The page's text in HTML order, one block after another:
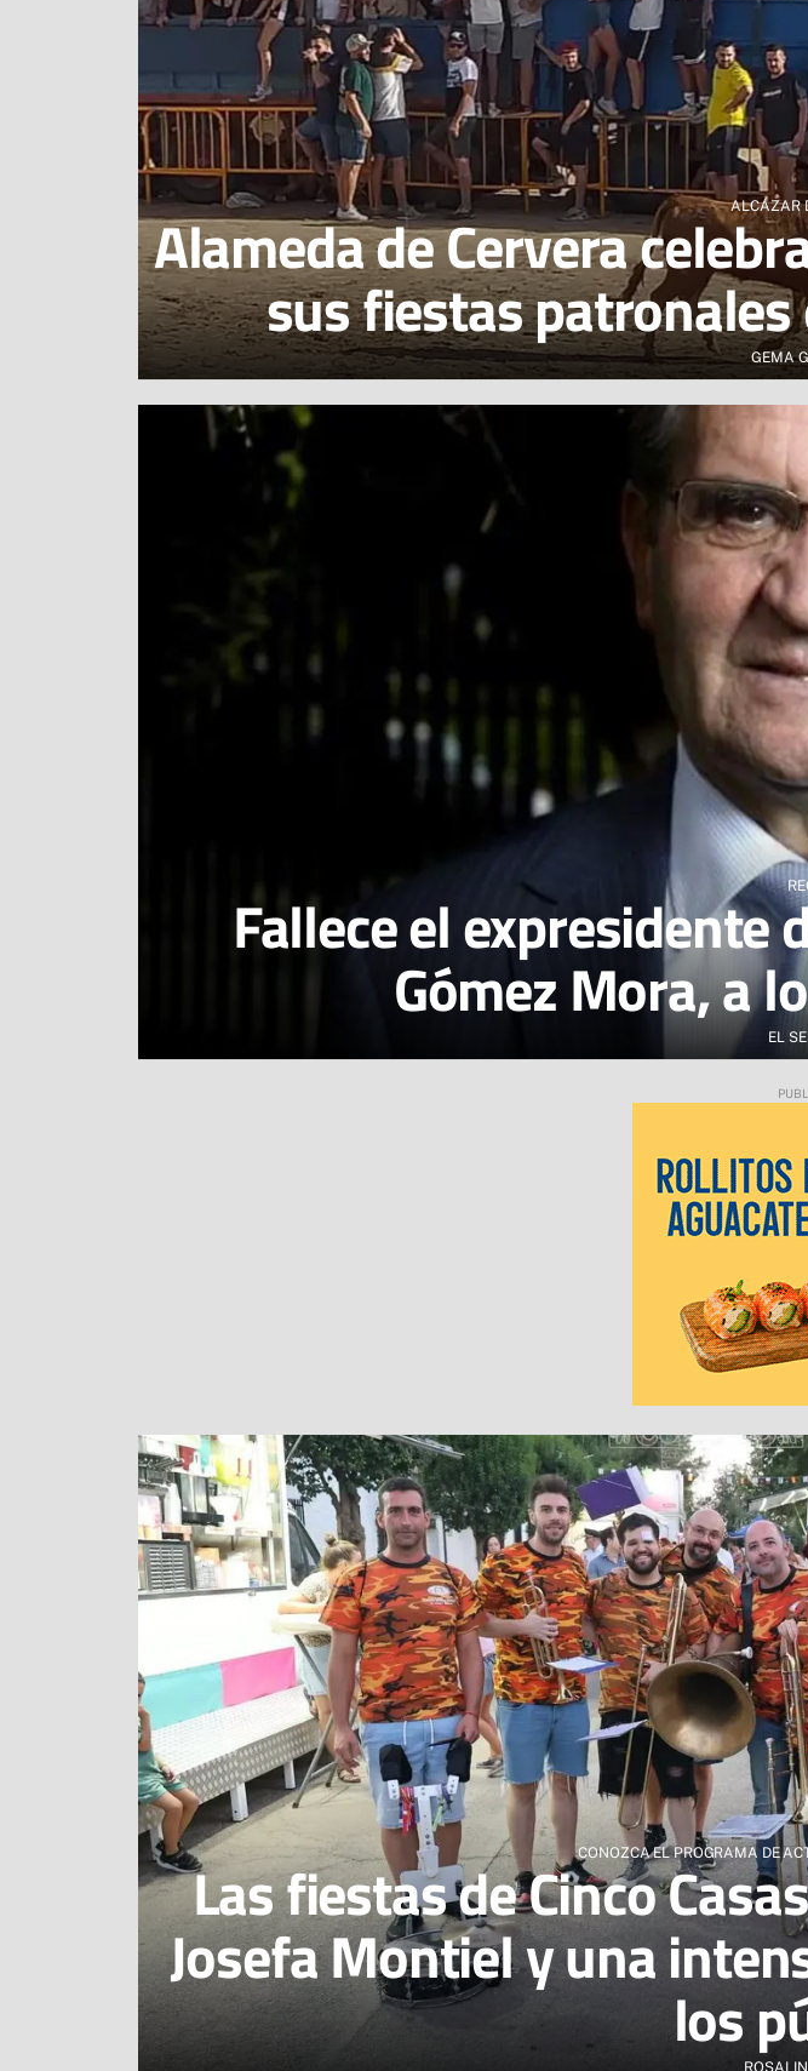
ALCÁZAR
Alameda de Cervera
sus fiestas patronales
GEMA
Fallece el expresidente
Gómez Mora, a
EL
CONOZCA EL PROGRAMA DE
Las fiestas de Cinco
Josefa Montiel y una
los